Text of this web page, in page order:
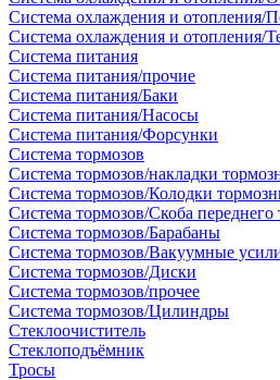
Система охлаждения и отопления/
Система охлаждения и отопления/
Система питания
Система питания/прочие
Система питания/Баки
Система питания/Насосы
Система питания/Форсунки
Система тормозов
Система тормозов/накладки
Система тормозов/Колодки
Система тормозов/Скоба переднего
Система тормозов/Барабаны
Система тормозов/Вакуумные
Система тормозов/Диски
Система тормозов/прочее
Система тормозов/Цилиндры
Стеклоочиститель
Стеклоподъёмник
Тросы